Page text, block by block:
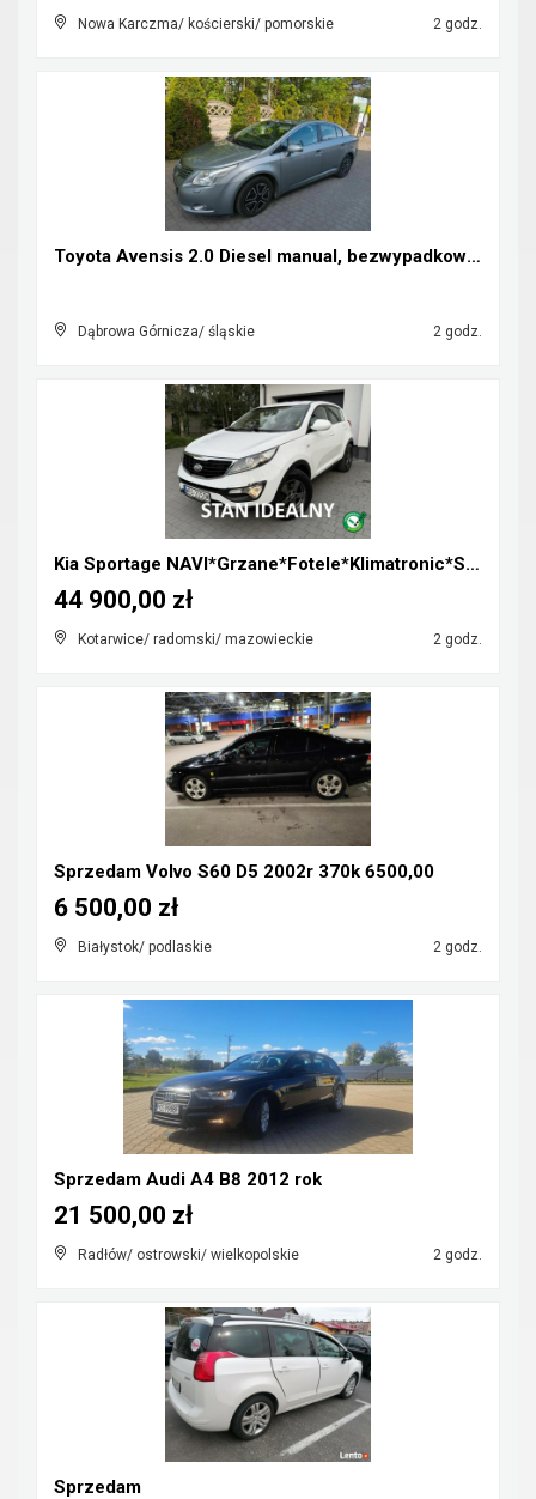
Nowa Karczma/ kościerski/ pomorskie 2 godz.
Toyota Avensis 2.0 Diesel manual, bezwypadkowa, za...
Dąbrowa Górnicza/ śląskie 2 godz.
Kia Sportage NAVI*Grzane*Fotele*Klimatronic*Serwis...
Kotarwice/ radomski/ mazowieckie 2 godz.
44 900,00 zł
Sprzedam Volvo S60 D5 2002r 370k 6500,00
Białystok/ podlaskie 2 godz.
6 500,00 zł
Sprzedam Audi A4 B8 2012 rok
Radłów/ ostrowski/ wielkopolskie 2 godz.
21 500,00 zł
Sprzedam